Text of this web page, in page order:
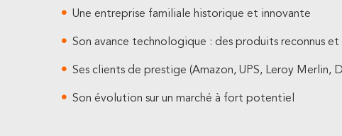
Une entreprise familiale historique et innovante
Son avance technologique : des produits reconnus
Ses clients de prestige (Amazon, UPS, Leroy Merlin,
Son évolution sur un marché à fort potentiel